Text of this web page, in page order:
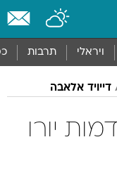
ויראלי תרבות
דייויד אלאבה
יורו